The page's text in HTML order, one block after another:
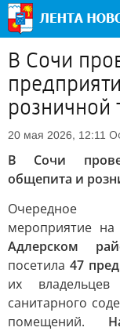
В Сочи
розничной
20 мая 2026, 12:11
В Сочи
общепита и
Очередное
мероприятие
Адлерском
посетила 47
их
санитарного
помещений.